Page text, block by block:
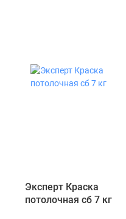
Эксперт Краска
потолочная сб 7 кг